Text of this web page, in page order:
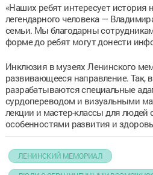
«Наших ребят интересует история
легендарного человека —
семьи. Мы благодарны
форме до ребят могут донести
Инклюзия в музеях Ленинского
развивающееся направление. Так,
разрабатываются специальные
сурдопереводом и визуальными
лекции и мастер-классы для людей
особенностями развития и
ЛЕНИНСКИЙ МЕМОРИАЛ